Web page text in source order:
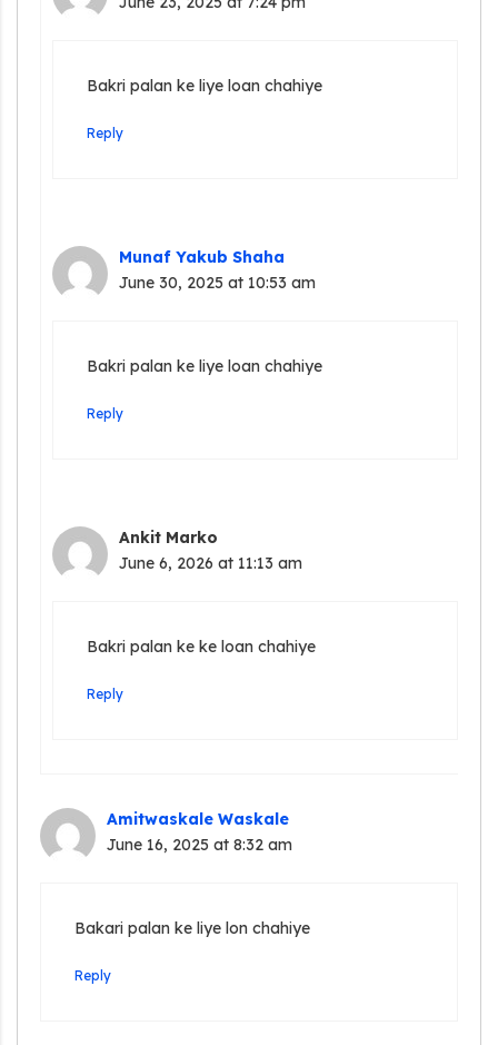
Bakri palan ke liye loan chahiye
Reply
Munaf Yakub Shaha
June 30, 2025 at 10:53 am
Bakri palan ke liye loan chahiye
Reply
Ankit Marko
June 6, 2026 at 11:13 am
Bakri palan ke ke loan chahiye
Reply
Amitwaskale Waskale
June 16, 2025 at 8:32 am
Bakari palan ke liye lon chahiye
Reply